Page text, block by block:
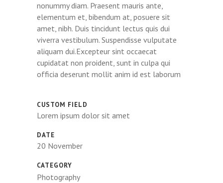
nonummy diam. Praesent mauris ante,
elementum et, bibendum at, posuere sit
amet, nibh. Duis tincidunt lectus quis dui
viverra vestibulum. Suspendisse vulputate
aliquam dui.Excepteur sint occaecat
cupidatat non proident, sunt in culpa qui
officia deserunt mollit anim id est laborum
CUSTOM FIELD
Lorem ipsum dolor sit amet
DATE
20 November
CATEGORY
Photography